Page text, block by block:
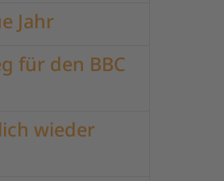
Jahr
für den BBC
wieder